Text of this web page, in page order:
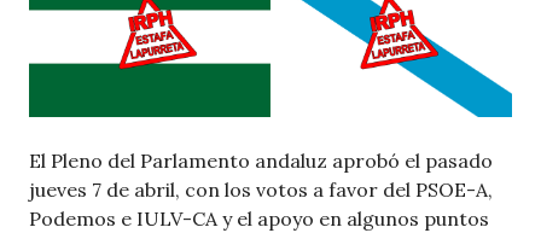
El Pleno del Parlamento andaluz aprobó el pasado
jueves 7 de abril, con los votos a favor del PSOE-A,
Podemos e IULV-CA y el apoyo en algunos puntos